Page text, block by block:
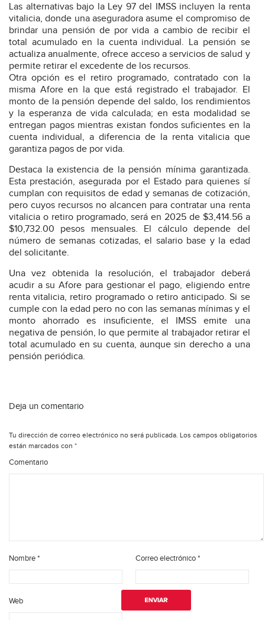
Las alternativas bajo la Ley 97 del IMSS incluyen la renta
vitalicia, donde una aseguradora asume el compromiso de
brindar una pensión de por vida a cambio de recibir el
total acumulado en la cuenta individual. La pensión se
actualiza anualmente, ofrece acceso a servicios de salud y
permite retirar el excedente de los recursos.
Otra opción es el retiro programado, contratado con la
misma Afore en la que está registrado el trabajador. El
monto de la pensión depende del saldo, los rendimientos
y la esperanza de vida calculada; en esta modalidad se
entregan pagos mientras existan fondos suficientes en la
cuenta individual, a diferencia de la renta vitalicia que
garantiza pagos de por vida.
Destaca la existencia de la pensión mínima garantizada.
Esta prestación, asegurada por el Estado para quienes sí
cumplan con requisitos de edad y semanas de cotización,
pero cuyos recursos no alcancen para contratar una renta
vitalicia o retiro programado, será en 2025 de $3,414.56 a
$10,732.00 pesos mensuales. El cálculo depende del
número de semanas cotizadas, el salario base y la edad
del solicitante.
Una vez obtenida la resolución, el trabajador deberá
acudir a su Afore para gestionar el pago, eligiendo entre
renta vitalicia, retiro programado o retiro anticipado. Si se
cumple con la edad pero no con las semanas mínimas y el
monto ahorrado es insuficiente, el IMSS emite una
negativa de pensión, lo que permite al trabajador retirar el
total acumulado en su cuenta, aunque sin derecho a una
pensión periódica.
Deja un comentario
Tu dirección de correo electrónico no será publicada. Los campos obligatorios
están marcados con *
Comentario
Nombre* Correo electrónico*
Web